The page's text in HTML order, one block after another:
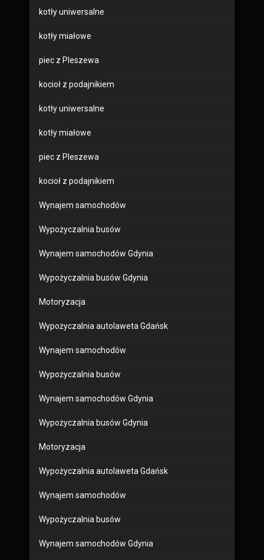
kotły uniwersalne
kotły miałowe
piec z Pleszewa
kocioł z podajnikiem
kotły uniwersalne
kotły miałowe
piec z Pleszewa
kocioł z podajnikiem
Wynajem samochodów
Wypożyczalnia busów
Wynajem samochodów Gdynia
Wypożyczalnia busów Gdynia
Motoryzacja
Wypożyczalnia autolaweta Gdańsk
Wynajem samochodów
Wypożyczalnia busów
Wynajem samochodów Gdynia
Wypożyczalnia busów Gdynia
Motoryzacja
Wypożyczalnia autolaweta Gdańsk
Wynajem samochodów
Wypożyczalnia busów
Wynajem samochodów Gdynia